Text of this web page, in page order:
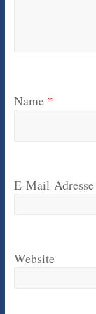
Name *
E-Mail-Adresse
Website